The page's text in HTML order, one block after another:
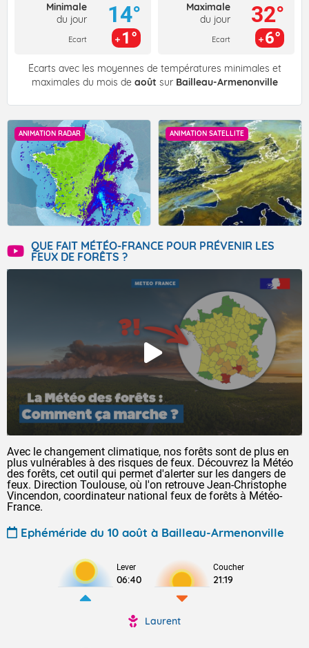
Minimale
du jour
Ecart
14°
1°
Maximale
du jour
Ecart
32°
6°
Écarts avec les moyennes de températures minimales et
maximales du mois de août sur Bailleau-Armenonville
ANIMATION RADAR ANIMATION SATELLITE
QUE FAIT MÉTÉO-FRANCE POUR PRÉVENIR LES
FEUX DE FORÊTS ?
Avec le changement climatique, nos forêts sont de plus en
plus vulnérables à des risques de feux. Découvrez la Météo
des forêts, cet outil qui permet d'alerter sur les dangers de
feux. Direction Toulouse, où l'on retrouve Jean-Christophe
Vincendon, coordinateur national feux de forêts à Météo-
France.
Ephéméride du 10 août à Bailleau-Armenonville
Lever
06:40
Coucher
21:19
Laurent